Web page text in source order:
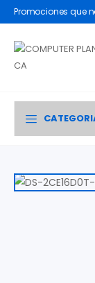
Promociones que